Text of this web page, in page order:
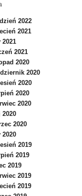
2022
2021
2021
2021
2020
2020
2020
2020
2020
2020
2020
2020
2019
2019
2019
2019
2019